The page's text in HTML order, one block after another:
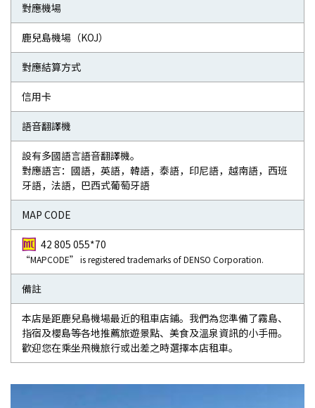
對應機場
鹿兒島機場（KOJ）
對應結算方式
信用卡
語音翻譯機
設有多國語言語音翻譯機。
對應語言：國語，英語，韓語，泰語，印尼語，越南語，西班
牙語，法語，巴西式葡萄牙語
MAP CODE
42 805 055*70
“MAPCODE” is registered trademarks of DENSO Corporation.
備註
本店是距鹿兒島機場最近的租車店鋪。我們為您準備了霧島、
指宿及櫻島等各地推薦旅遊景點、美食及溫泉資訊的小手冊。
歡迎您在乘坐飛機旅行或出差之時選擇本店租車。